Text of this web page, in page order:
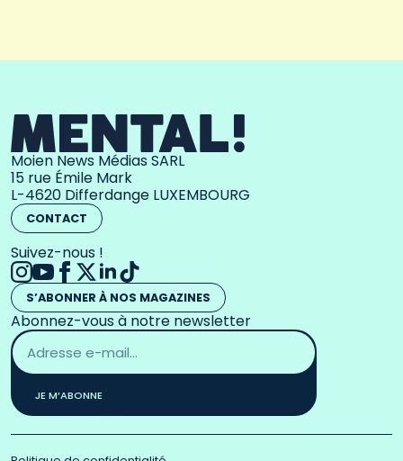
Moien News Médias SARL
15 rue Émile Mark
L-4620 Differdange LUXEMBOURG
CONTACT
Suivez-nous !
S’ABONNER À NOS MAGAZINES
Abonnez-vous à notre newsletter
Adresse
email
*
JE M’ABONNE